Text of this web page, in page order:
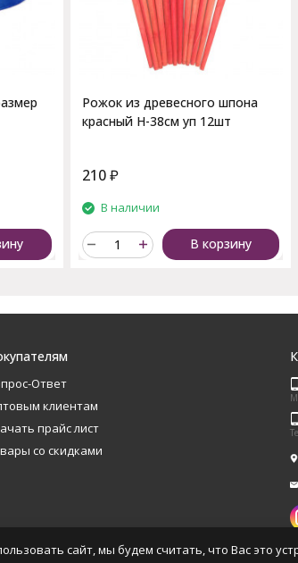
Рожок из древесного шпона
красный H-38см уп 12шт
210₽
В наличии
В корзину
Ответ
клиентам
прайс лист
со скидками
сайт, мы будем считать, что Вас это